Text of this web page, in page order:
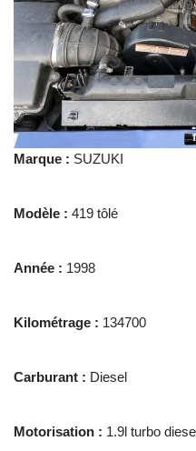
Marque : SUZUKI
Modèle : 419 tôlé
Année : 1998
Kilométrage : 134700
Carburant : Diesel
Motorisation : 1.9l turbo